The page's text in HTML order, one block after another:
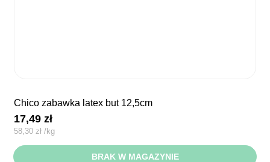
chico zabawka latex but 12,5cm
17,49zł
58,30 zł /kg
BRAK W MAGAZYNIE